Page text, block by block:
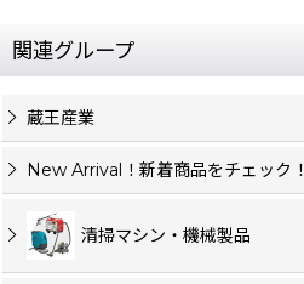
関連グループ
蔵王産業
New Arrival！新着商品をチェック！
清掃マシン・機械製品